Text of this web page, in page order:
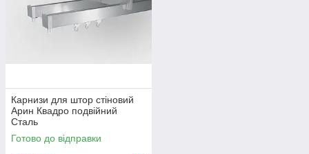
Карнизи для штор стіновий
Арин Квадро подвійний
Сталь
Готово до відправки